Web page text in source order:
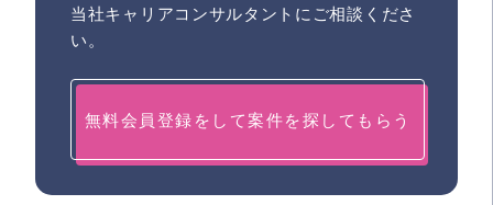
当社キャリアコンサルタントにご相談くださ
い。
無料会員登録をして案件を探してもらう